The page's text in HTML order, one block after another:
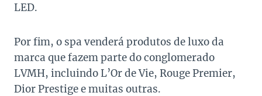
LED.
Por fim, o spa venderá produtos de luxo da
marca que fazem parte do conglomerado
LVMH, incluindo L’Or de Vie, Rouge Premier,
Dior Prestige e muitas outras.